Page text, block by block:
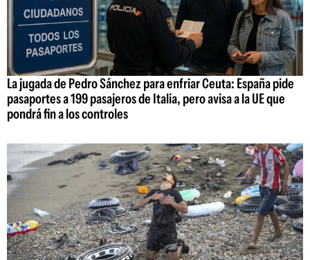
La jugada de Pedro Sánchez para enfriar Ceuta: España pide
pasaportes a 199 pasajeros de Italia, pero avisa a la UE que
pondrá fin a los controles